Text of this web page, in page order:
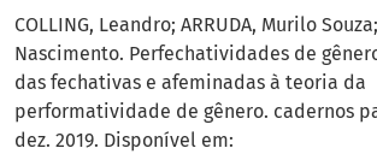
COLLING, Leandro; ARRUDA, Murilo
Nascimento. Perfechatividades de
das fechativas e afeminadas à teoria da
performatividade de gênero. cadernos
dez. 2019. Disponível em: